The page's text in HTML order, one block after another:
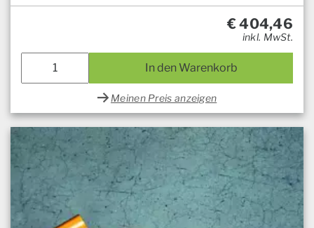
€404,46
inkl. MwSt.
In den Warenkorb
Meinen Preis anzeigen